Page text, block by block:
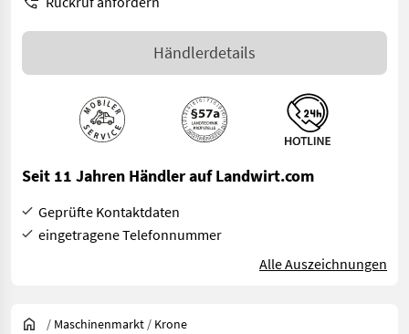
Händlerdetails
Seit 11 Jahren Händler auf Landwirt.com
Geprüfte Kontaktdaten
eingetragene Telefonnummer
Alle Auszeichnungen
/ Maschinenmarkt / Krone